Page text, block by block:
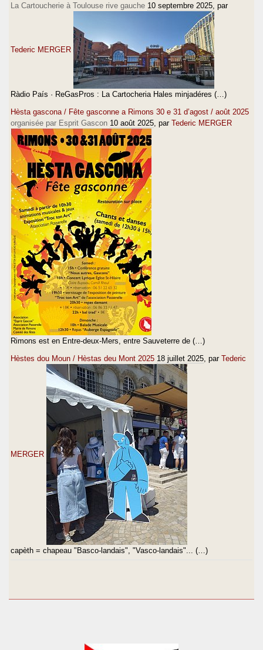
La Cartoucherie à Toulouse rive gauche 10 septembre 2025 , par
Tederic MERGER
Ràdio País · ReGasPros : La Cartocheria Hales minjadéres (…)
Hèsta gascona / Fête gasconne a Rimons 30 e 31 d’agost / août 2025
organisée par Esprit Gascon 10 août 2025 , par Tederic MERGER
Rimons est en Entre-deux-Mers, entre Sauveterre de (…)
Hèstes dou Moun / Hèstas deu Mont 2025 18 juillet 2025 , par Tederic
MERGER
capèth = chapeau "Basco-landais", "Vasco-landais"... (…)